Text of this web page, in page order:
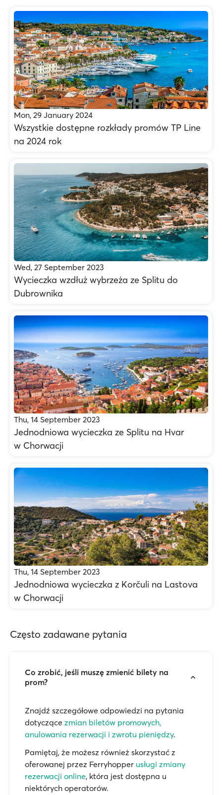
Mon, 29 January 2024
Wszystkie dostępne rozkłady promów TP Line
na 2024 rok
Wed, 27 September 2023
Wycieczka wzdłuż wybrzeża ze Splitu do
Dubrownika
Thu, 14 September 2023
Jednodniowa wycieczka ze Splitu na Hvar
w Chorwacji
Thu, 14 September 2023
Jednodniowa wycieczka z Korčuli na Lastova
w Chorwacji
Często zadawane pytania
Co zrobić, jeśli muszę zmienić bilety na
prom?
Znajdź szczegółowe odpowiedzi na pytania
dotyczące zmian biletów promowych,
anulowania rezerwacji i zwrotu pieniędzy.
Pamiętaj, że możesz również skorzystać z
oferowanej przez Ferryhopper usługi zmiany
rezerwacji online, która jest dostępna u
niektórych operatorów.